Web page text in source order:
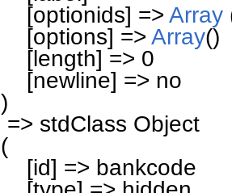
[optionids] => Array
[options] => Array()
[length] => 0
[newline] => no
)
=> stdClass Object
(
[id] => bankcode